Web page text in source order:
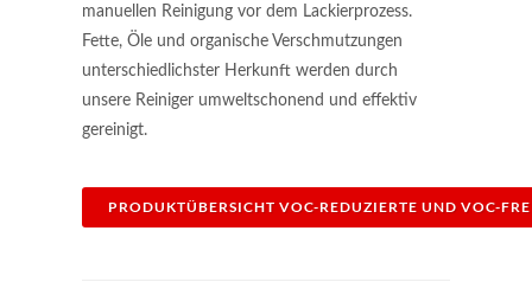
manuellen Reinigung vor dem Lackierprozess.
Fette, Öle und organische Verschmutzungen
unterschiedlichster Herkunft werden durch
unsere Reiniger umweltschonend und effektiv
gereinigt.
PRODUKTÜBERSICHT VOC-REDUZIERTE UND VOC-